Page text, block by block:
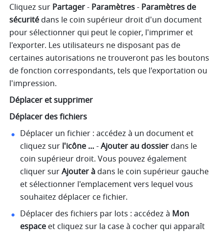
Cliquez sur Partager - Paramètres - Paramètres de
sécurité dans le coin supérieur droit d'un document
pour sélectionner qui peut le copier, l'imprimer et
l'exporter. Les utilisateurs ne disposant pas de
certaines autorisations ne trouveront pas les boutons
de fonction correspondants, tels que l'exportation ou
l'impression.
Déplacer et supprimer
Déplacer des fichiers
Déplacer un fichier : accédez à un document et
cliquez sur l'icône … - Ajouter au dossier dans le
coin supérieur droit. Vous pouvez également
cliquer sur Ajouter à dans le coin supérieur gauche
et sélectionner l'emplacement vers lequel vous
souhaitez déplacer ce fichier.
Déplacer des fichiers par lots : accédez à Mon
espace et cliquez sur la case à cocher qui apparaît